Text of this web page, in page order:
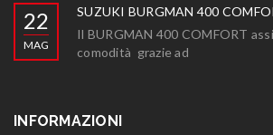
22
MAG
SUZUKI BURGMAN 400
Il BURGMAN 400 COMFORT
comodità grazie ad
INFORMAZIONI